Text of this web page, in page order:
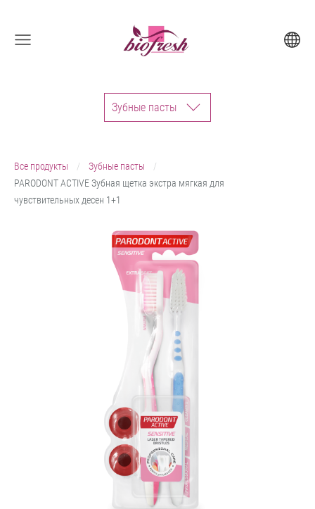
Зубные пасты
Все продукты
Зубные пасты
PARODONT ACTIVE Зубная щетка экстра мягкая для
чувствительных десен 1+1